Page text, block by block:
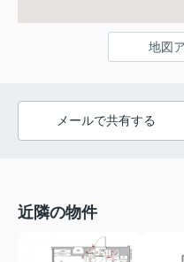
地図
メールで共有する
近隣の物件